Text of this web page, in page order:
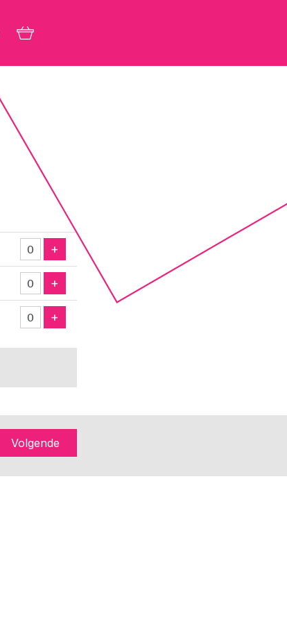
+ Voeg Ticket Toe
+ Voeg Ticket Toe
+
Volgende